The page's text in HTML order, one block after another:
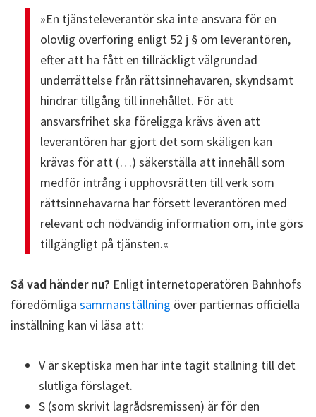
»En tjänsteleverantör ska inte ansvara för en
olovlig överföring enligt 52 j § om leverantören,
efter att ha fått en tillräckligt välgrundad
underrättelse från rättsinnehavaren, skyndsamt
hindrar tillgång till innehållet. För att
ansvarsfrihet ska föreligga krävs även att
leverantören har gjort det som skäligen kan
krävas för att (…) säkerställa att innehåll som
medför intrång i upphovsrätten till verk som
rättsinnehavarna har försett leverantören med
relevant och nödvändig information om, inte görs
tillgängligt på tjänsten.«
Så vad händer nu? Enligt internetoperatören Bahnhofs
föredömliga sammanställning över partiernas officiella
inställning kan vi läsa att:
V är skeptiska men har inte tagit ställning till det
slutliga förslaget.
S (som skrivit lagrådsremissen) är för den